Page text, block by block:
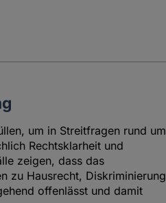
um in Streitfragen rund um
Rechtsklarheit und
zeigen, dass das
zu Hausrecht, Diskriminierung
offenlässt und damit